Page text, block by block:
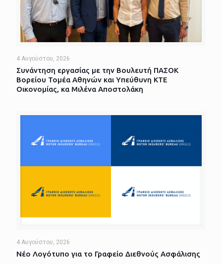
4 Αυγούστου, 2026
Συνάντηση εργασίας με την Βουλευτή ΠΑΣΟΚ
Βορείου Τομέα Αθηνών και Υπεύθυνη ΚΤΕ
Οικονομίας, κα Μιλένα Αποστολάκη
4 Αυγούστου, 2026
Νέο Λογότυπο για το Γραφείο Διεθνούς Ασφάλισης